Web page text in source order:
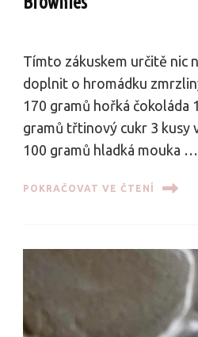
Tímto zákuskem určitě nic
doplnit o hromádku
170 gramů hořká čokoláda
gramů třtinový cukr 3 kusy
100 gramů hladká mouka …
POKRAČOVAT VE ČTENÍ